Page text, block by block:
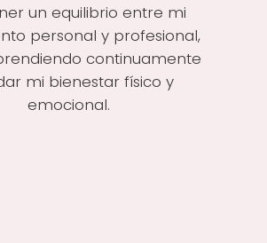
un equilibrio entre mi
personal y profesional,
continuamente
mi bienestar físico y
emocional.